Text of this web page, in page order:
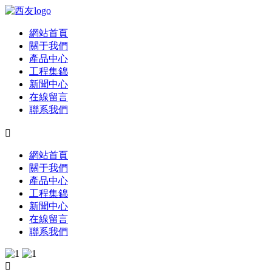
網站首頁
關于我們
產品中心
工程集錦
新聞中心
在線留言
聯系我們

網站首頁
關于我們
產品中心
工程集錦
新聞中心
在線留言
聯系我們
